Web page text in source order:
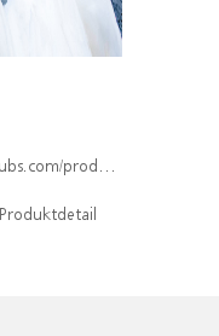
isin/DE000WA4NF37
Produktdetail